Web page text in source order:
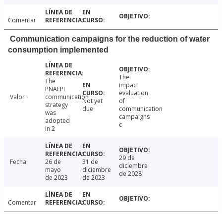
Comentar
Communication campaigns for the reduction of water
consumption implemented
Valor
The
PNAEPI
communication
strategy
was
adopted
in 2
Not yet
due
The
impact
evaluation
of
communication
campaigns
c
Fecha
26 de
mayo
de 2023
31 de
diciembre
de 2023
29 de
diciembre
de 2028
Comentar